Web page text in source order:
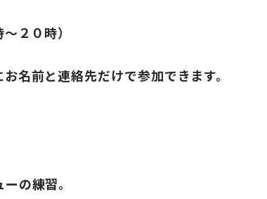
２０時）
名前と連絡先だけで参加できます。
の練習。